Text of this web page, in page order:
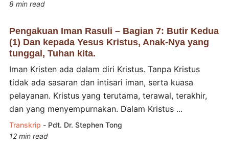
8 min read
Pengakuan Iman Rasuli – Bagian 7: Butir Kedua
(1) Dan kepada Yesus Kristus, Anak-Nya yang
tunggal, Tuhan kita.
Iman Kristen ada dalam diri Kristus. Tanpa Kristus
tidak ada sasaran dan intisari iman, serta kuasa
pelayanan. Kristus yang terutama, terawal, terakhir,
dan yang menyempurnakan. Dalam Kristus ...
Transkrip - Pdt. Dr. Stephen Tong
12 min read